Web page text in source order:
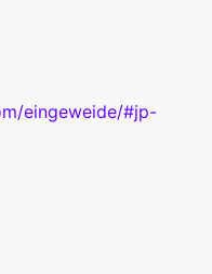
eingeweide/#jp-